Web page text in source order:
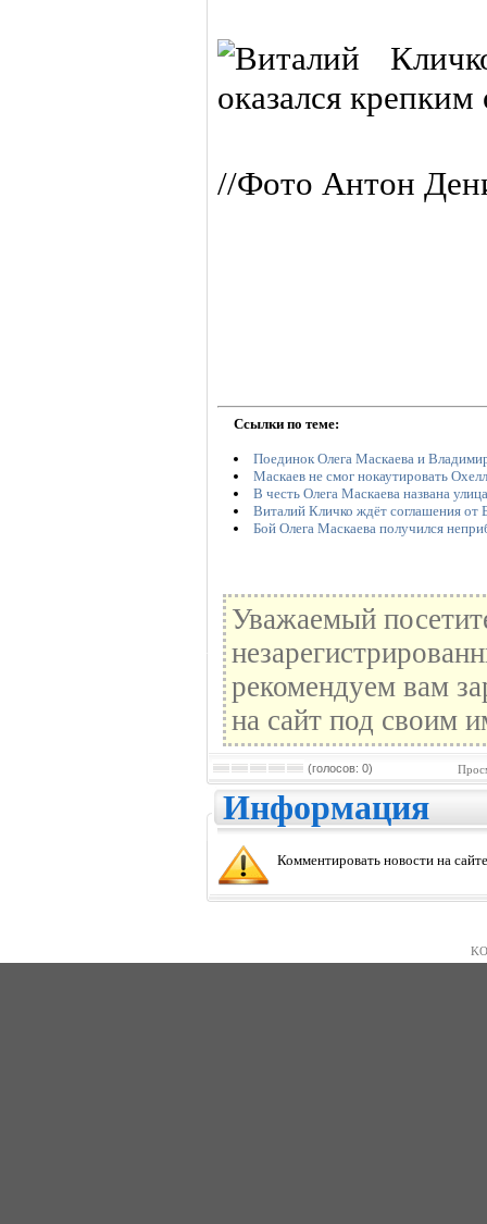
//Фото Антон
Ссылки по теме:
Поединок Олега Маскаева и
Маскаев не смог нокаутировать
В честь Олега Маскаева названа улица
Виталий Кличко ждёт соглашения от
Бой Олега Маскаева получился
Уважаемый
рекомендуем вам
на сайт под своим
(голосов: 0)
Информация
Комментировать новости на